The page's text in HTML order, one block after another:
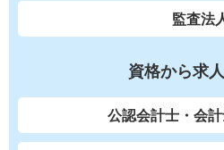
監査法
資格から求
公認会計士・会